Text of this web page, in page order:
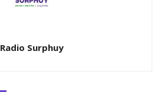
Radio Surphuy